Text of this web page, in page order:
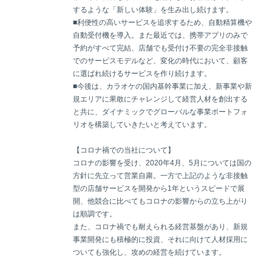
するような「新しい体験」を生み出し続けます。
■利便性の高いサービスを追求するため、自動精算機や
自動受付機を導入。また最近では、携帯アプリのみで
予約がすべて完結、店舗でも受付け不要の完全非接触
でのサービスモデルなど、変化の時代において、顧客
に選ばれ続けるサービスを作り続けます。
■今後は、カラオケの国内基幹事業に加え、新事業や新
規エリアに果敢にチャレンジして経営人材を創出する
と共に、ダイナミックでグローバルな事業ポートフォ
リオを構築していきたいと考えています。
【コロナ禍での当社について】
コロナの影響を受け、2020年4月、5月については国の
方針に先立って営業自粛。一方で上記のような非接触
型の店舗サービスを開発から1年というスピードで展
開、他競合に比べてもコロナの影響からの立ち上がり
は順調です。
また、コロナ禍でも耐えられる経営基盤があり、新規
事業開発にも積極的に投資、それに向けて人材採用に
ついても強化し、攻めの経営を続けています。